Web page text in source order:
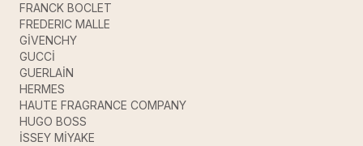
FRANCK BOCLET
FREDERIC MALLE
GİVENCHY
GUCCİ
GUERLAİN
HERMES
HAUTE FRAGRANCE COMPANY
HUGO BOSS
İSSEY MİYAKE